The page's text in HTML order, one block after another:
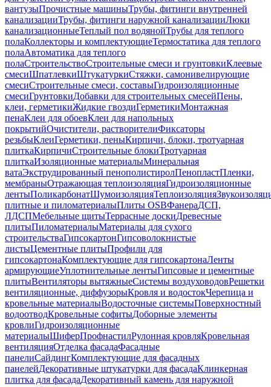
вантузыПрочистные машиныТрубы, фитинги внутренней
канализацииТрубы, фитинги наружной канализацииЛюки
канализационныеТеплый пол водянойТрубы для теплого
полаКоллекторы и комплектующиеТермостатика для теплого
полаАвтоматика для теплого
полаСтроительствоСтроительные смеси и грунтовкиКлеевые
смесиШпатлевкиШтукатуркиСтяжки, самонивелирующие
смесиСтроительные смеси, составыГидроизоляционные
смесиГрунтовкиДобавки для строительных смесейПены,
клеи, герметикиЖидкие гвоздиГерметикиМонтажная
пенаКлеи для обоевКлеи для напольных
покрытийОчистители, растворителиФиксаторы
резьбыКлеиГерметики, пеныКирпичи, блоки, тротуарная
плиткаКирпичиСтроительные блокиТротуарная
плиткаИзоляционные материалыМинеральная
ватаЭкструдированный пенополистиролПенопластПленки,
мембраныОтражающая теплоизоляцияГидроизоляционные
лентыПоликарбонатШумоизоляцияТеплоизоляция
плитные и пиломатериалыПлиты OSBФанераДСП,
ЛДСПМебельные щитыТеррасные доскиДревесные
плитыПиломатериалыМатериалы для сухого
строительстваГипсокартонГипсоволокнистые
листыЦементные плитыПрофили для
гипсокартонаКомплектующие для гипсокартонаЛенты
армирующиеУплотнительные лентыГипсовые и цементные
плитыВентиляторы вытяжныеСистемы воздуховодовРешетки
вентиляционные, диффузорыКровля и водостокЧерепица и
кровельные материалыВодосточные системыПоверхностный
водоотводКровельные софитыДоборные элементы
кровлиГидроизоляционные
материалыШиферПрофнастилРулонная кровляКровельная
вентиляцияОтделка фасадаФасадные
панелиСайдингКомплектующие для фасадных
панелейДекоративные штукатурки для фасадаКлинкерная
плитка для фасадаДекоративный камень для наружной